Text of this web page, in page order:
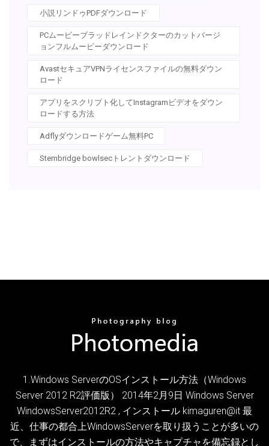
小説リンドゥPDFダウンロード
PCムービーブラッドレインドクターのカットバージ
ョンフルムービーダウンロード
AvastセキュアVPNライセンスファイルの無料ダウン
ロード
アプリをスクリプト化してInstagramビデオをダウン
ロードする方法
Adflyダウンロードゲーム無料PC
Stembridge bowlsecトレントダウンロード
1.Windows ServerのOSインストール方法（Windows
Server 2012 R2評価版） 2014年2月9日 Windows Server
WindowsServer2012R2 , インストール kimaguren@it 最
近、仕事の都合上WindowsServerを取り扱うことが多いの
で、まずはインストールの方法やキャプチャを備忘録とし